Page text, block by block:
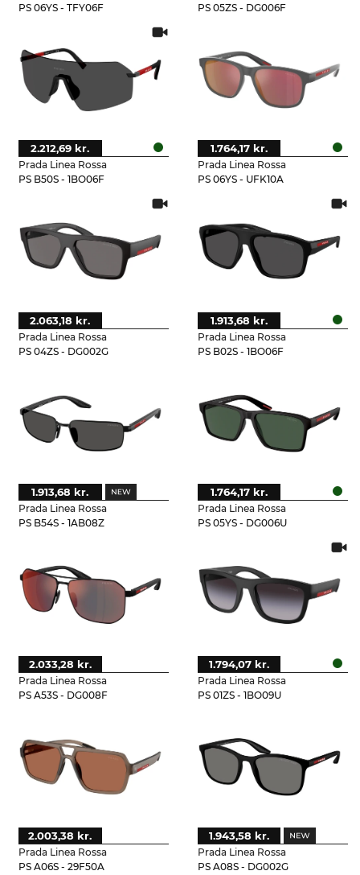
PS 06YS - TFY06F
PS 05ZS - DG006F
Prada Linea Rossa
PS B50S - 1BO06F
2.212,69 kr.
Prada Linea Rossa
PS 06YS - UFK10A
1.764,17 kr.
Prada Linea Rossa
PS 04ZS - DG002G
2.063,18 kr.
Prada Linea Rossa
PS B02S - 1BO06F
1.913,68 kr.
Prada Linea Rossa
PS B54S - 1AB08Z
1.913,68 kr.
Prada Linea Rossa
PS 05YS - DG006U
1.764,17 kr.
Prada Linea Rossa
PS A53S - DG008F
2.033,28 kr.
Prada Linea Rossa
PS 01ZS - 1BO09U
1.794,07 kr.
Prada Linea Rossa
PS A06S - 29F50A
2.003,38 kr.
Prada Linea Rossa
PS A08S - DG002G
1.943,58 kr.